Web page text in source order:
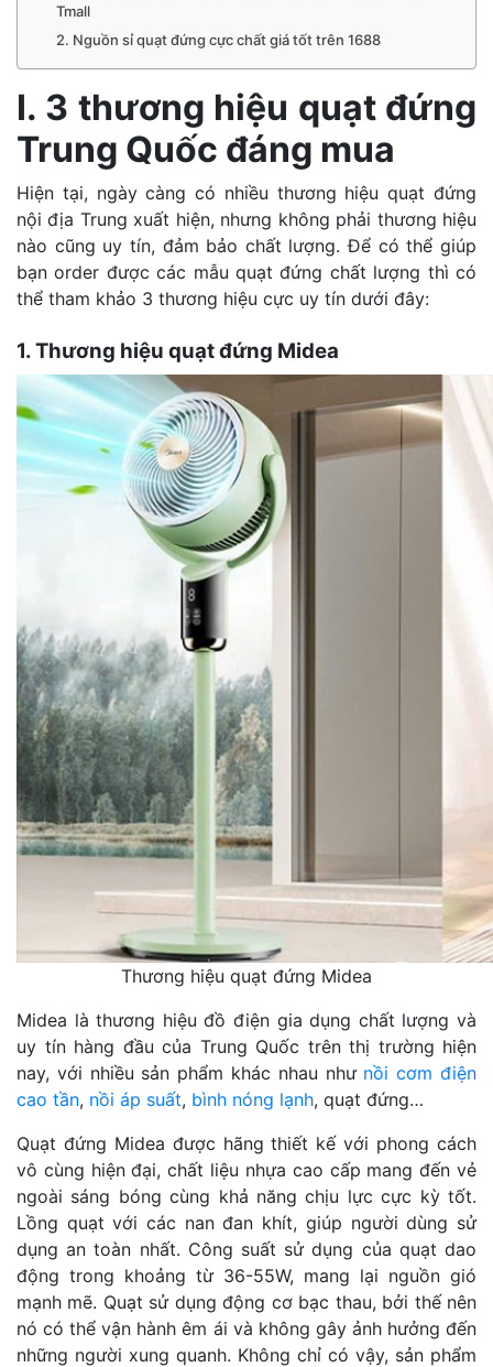
Tmall
2. Nguồn sỉ quạt đứng cực chất giá tốt trên 1688
I. 3 thương hiệu quạt đứng
Trung Quốc đáng mua
Hiện tại, ngày càng có nhiều thương hiệu quạt đứng
nội địa Trung xuất hiện, nhưng không phải thương hiệu
nào cũng uy tín, đảm bảo chất lượng. Để có thể giúp
bạn order được các mẫu quạt đứng chất lượng thì có
thể tham khảo 3 thương hiệu cực uy tín dưới đây:
1. Thương hiệu quạt đứng Midea
Thương hiệu quạt đứng Midea
Midea là thương hiệu đồ điện gia dụng chất lượng và
uy tín hàng đầu của Trung Quốc trên thị trường hiện
nay, với nhiều sản phẩm khác nhau như nồi cơm điện
cao tần, nồi áp suất, bình nóng lạnh, quạt đứng…
Quạt đứng Midea được hãng thiết kế với phong cách
vô cùng hiện đại, chất liệu nhựa cao cấp mang đến vẻ
ngoài sáng bóng cùng khả năng chịu lực cực kỳ tốt.
Lồng quạt với các nan đan khít, giúp người dùng sử
dụng an toàn nhất. Công suất sử dụng của quạt dao
động trong khoảng từ 36-55W, mang lại nguồn gió
mạnh mẽ. Quạt sử dụng động cơ bạc thau, bởi thế nên
nó có thể vận hành êm ái và không gây ảnh hưởng đến
những người xung quanh. Không chỉ có vậy, sản phẩm